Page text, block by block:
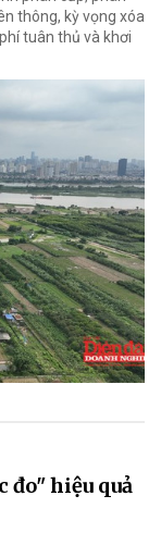
thông, kỳ vọng xóa
tuân thủ và khơi
đo" hiệu quả